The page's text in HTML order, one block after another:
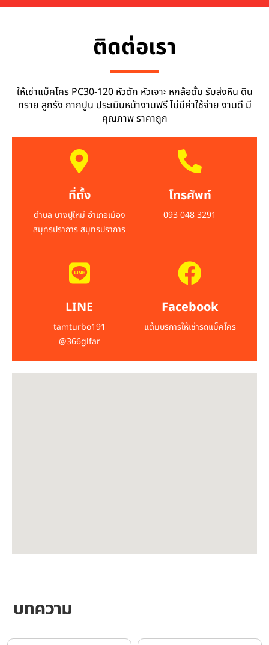
ติดต่อเรา
ให้เช่าแม็คโคร PC30-120 หัวตัก หัวเจาะ หกล้อดั้ม รับส่งหิน ดิน
ทราย ลูกรัง กากปูน ประเมินหน้างานฟรี ไม่มีค่าใช้จ่าย งานดี มี
คุณภาพ ราคาถูก
ที่ตั้ง
ตำบล บางปูใหม่ อำเภอเมือง
สมุทรปราการ สมุทรปราการ
โทรศัพท์
093 048 3291
LINE
tamturbo191
@366glfar
Facebook
แต้มบริการให้เช่ารถแม็คโคร
บทความ